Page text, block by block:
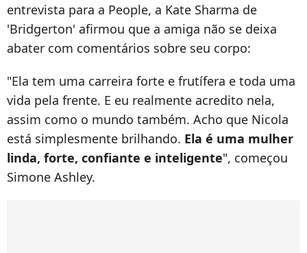
entrevista para a People, a Kate Sharma de
'Bridgerton' afirmou que a amiga não se deixa
abater com comentários sobre seu corpo:
"Ela tem uma carreira forte e frutífera e toda uma
vida pela frente. E eu realmente acredito nela,
assim como o mundo também. Acho que Nicola
está simplesmente brilhando. Ela é uma mulher
linda, forte, confiante e inteligente", começou
Simone Ashley.